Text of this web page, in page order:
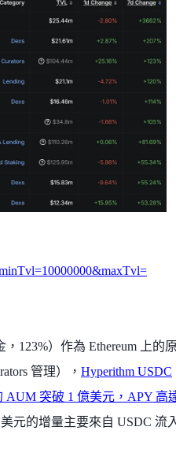
，123%）作為 Ethereum 上的
管理）， Hyperithm USDC
AUM 突破 1 億美元，APY 高
美元的增量主要來自 USDC 流